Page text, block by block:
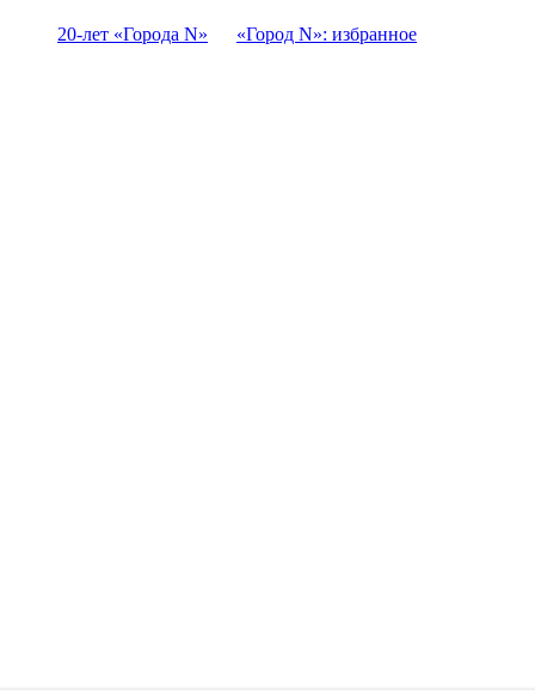
20-лет «Города N» «Город N»: избранное